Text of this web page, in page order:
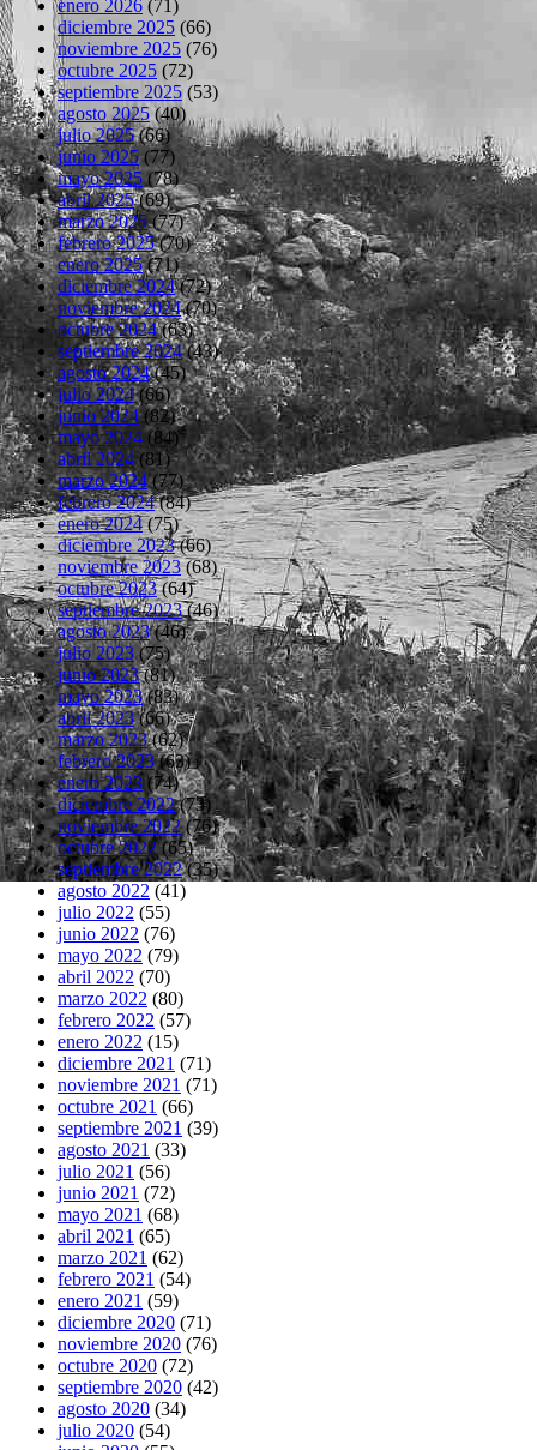
enero 2026 (71)
diciembre 2025 (66)
noviembre 2025 (76)
octubre 2025 (72)
septiembre 2025 (53)
agosto 2025(40)
julio 2025(66)
junio 2025(77)
mayo 2025(78)
abril 2025(69)
marzo 2025(77)
febrero 2025(70)
enero 2025(71)
diciembre 2024(72)
noviembre 2024(70)
octubre 2024(63)
septiembre 2024(43)
agosto 2024(45)
julio 2024(66)
junio 2024(82)
mayo 2024(84)
abril 2024(81)
marzo 2024(77)
febrero 2024(84)
enero 2024(75)
diciembre 2023(66)
noviembre 2023(68)
octubre 2023(64)
septiembre 2023(46)
agosto 2023(46)
julio 2023(75)
junio 2023(81)
mayo 2023(83)
abril 2023(66)
marzo 2023(62)
febrero 2023(63)
enero 2023 (74)
diciembre 2022(73)
noviembre 2022(76)
octubre 2022(65)
septiembre 2022(35)
agosto 2022 (41)
julio 2022 (55)
junio 2022 (76)
mayo 2022 (79)
abril 2022 (70)
marzo 2022 (80)
febrero 2022 (57)
enero 2022 (15)
diciembre 2021 (71)
noviembre 2021 (71)
octubre 2021 (66)
septiembre 2021 (39)
agosto 2021 (33)
julio 2021 (56)
junio 2021 (72)
mayo 2021 (68)
abril 2021 (65)
marzo 2021 (62)
febrero 2021 (54)
enero 2021 (59)
diciembre 2020 (71)
noviembre 2020 (76)
octubre 2020 (72)
septiembre 2020 (42)
agosto 2020 (34)
julio 2020 (54)